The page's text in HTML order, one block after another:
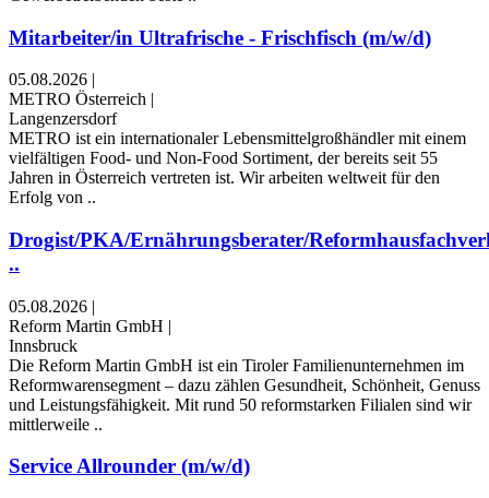
Mitarbeiter/in Ultrafrische - Frischfisch (m/w/d)
05.08.2026 |
METRO Österreich |
Langenzersdorf
METRO ist ein internationaler Lebensmittelgroßhändler mit einem
vielfältigen Food- und Non-Food Sortiment, der bereits seit 55
Jahren in Österreich vertreten ist. Wir arbeiten weltweit für den
Erfolg von ..
Drogist/PKA/Ernährungsberater/
..
05.08.2026 |
Reform Martin GmbH |
Innsbruck
Die Reform Martin GmbH ist ein Tiroler Familienunternehmen im
Reformwarensegment – dazu zählen Gesundheit, Schönheit, Genuss
und Leistungsfähigkeit. Mit rund 50 reformstarken Filialen sind wir
mittlerweile ..
Service Allrounder (m/w/d)